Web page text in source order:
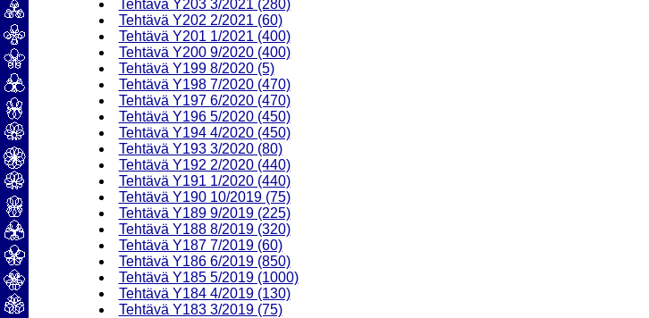
Tehtävä Y203 3/2021 (280)
Tehtävä Y202 2/2021 (60)
Tehtävä Y201 1/2021 (400)
Tehtävä Y200 9/2020 (400)
Tehtävä Y199 8/2020 (5)
Tehtävä Y198 7/2020 (470)
Tehtävä Y197 6/2020 (470)
Tehtävä Y196 5/2020 (450)
Tehtävä Y194 4/2020 (450)
Tehtävä Y193 3/2020 (80)
Tehtävä Y192 2/2020 (440)
Tehtävä Y191 1/2020 (440)
Tehtävä Y190 10/2019 (75)
Tehtävä Y189 9/2019 (225)
Tehtävä Y188 8/2019 (320)
Tehtävä Y187 7/2019 (60)
Tehtävä Y186 6/2019 (850)
Tehtävä Y185 5/2019 (1000)
Tehtävä Y184 4/2019 (130)
Tehtävä Y183 3/2019 (75)